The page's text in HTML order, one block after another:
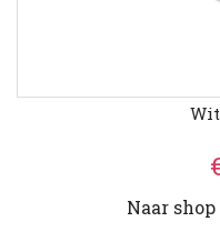
Naar shop